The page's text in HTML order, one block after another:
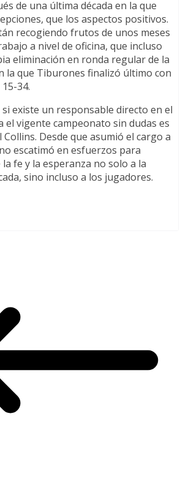
de una última década en la que
que los aspectos positivos.
recogiendo frutos de unos meses
a nivel de oficina, que incluso
eliminación en ronda regular de la
la que Tiburones finalizó último con
34.
existe un responsable directo en el
vigente campeonato sin dudas es
Desde que asumió el cargo a
escatimó en esfuerzos para
fe y la esperanza no solo a la
sino incluso a los jugadores.